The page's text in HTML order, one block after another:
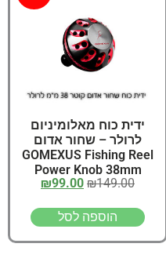
ידית כוח מאלומיניום
לרולר – שחור אדום
GOMEXUS Fishing Reel
Power Knob 38mm
₪149.00
₪99.00
הוספה לסל